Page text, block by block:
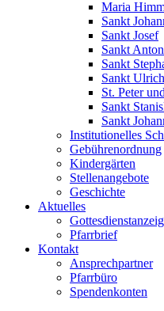
Maria
Sankt
Sankt Josef
Sankt
Sankt
Sankt
St. Peter
Sankt
Sankt
Institutionelles
Gebührenordnung
Kindergärten
Stellenangebote
Geschichte
Aktuelles
Pfarrbrief
Kontakt
Ansprechpartner
Pfarrbüro
Spendenkonten